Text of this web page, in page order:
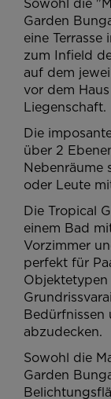
Garden
eine
zum Infield
auf dem
vor dem
Liegenschaft.
Die
über 2
Nebenräume
oder Leute
Die Tropical
einem Bad
Vorzimmer
perfekt für
Bedürfnissen
abzudecken.
Sowohl die
Garden